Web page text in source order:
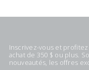
Inscrivez-vous et
achat de 350 $ ou plus.
nouveautés, les offres